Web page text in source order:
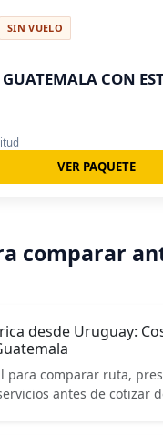
SIN VUELO
CON
VER PAQUETE
comparar
desde Uruguay:
para comparar ruta,
antes de cotizar